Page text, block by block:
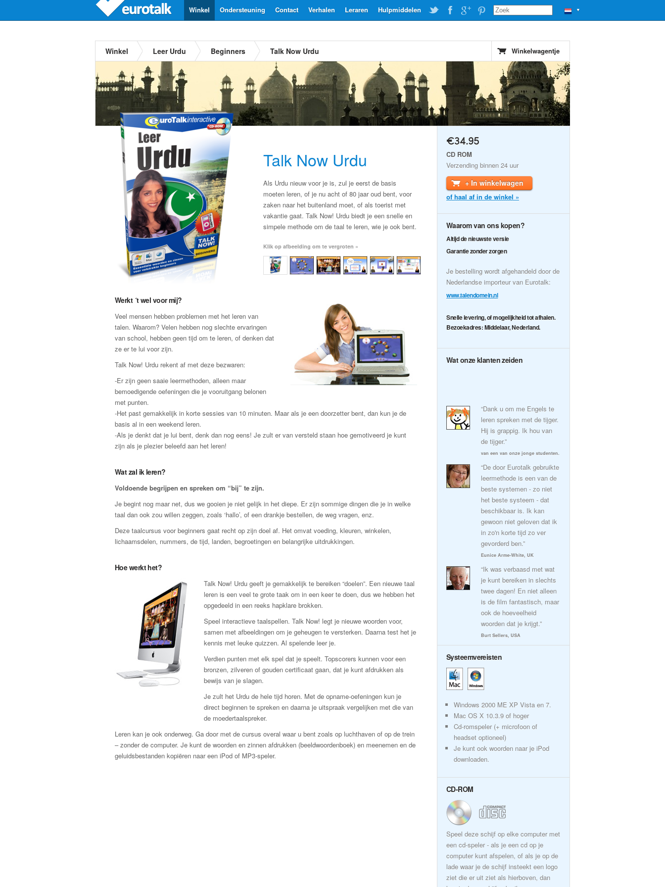
▼
Hulpmiddelen
Leraren
Verhalen
Contact
Ondersteuning
Winkel
Winkel Leer Urdu Beginners Talk Now Urdu Winkelwagentje
Talk Now Urdu
Als Urdu nieuw voor je is, zul je eerst de basis
moeten leren, of je nu acht of 80 jaar oud bent, voor
zaken naar het buitenland moet, of als toerist met
vakantie gaat. Talk Now! Urdu biedt je een snelle en
simpele methode om de taal te leren, wie je ook bent.
Klik op afbeelding om te vergroten »
Werkt ´t wel voor mij?
Veel mensen hebben problemen met het leren van
talen. Waarom? Velen hebben nog slechte ervaringen
van school, hebben geen tijd om te leren, of denken dat
ze er te lui voor zijn.
Talk Now! Urdu rekent af met deze bezwaren:
-Er zijn geen saaie leermethoden, alleen maar
bemoedigende oefeningen die je vooruitgang belonen
met punten.
-Het past gemakkelijk in korte sessies van 10 minuten. Maar als je een doorzetter bent, dan kun je de
basis al in een weekend leren.
-Als je denkt dat je lui bent, denk dan nog eens! Je zult er van versteld staan hoe gemotiveerd je kunt
zijn als je plezier beleefd aan het leren!
Wat zal ik leren?
Voldoende begrijpen en spreken om “bij” te zijn.
Je begint nog maar net, dus we gooien je niet gelijk in het diepe. Er zijn sommige dingen die je in welke
taal dan ook zou willen zeggen, zoals ‘hallo’, of een drankje bestellen, de weg vragen, enz.
Deze taalcursus voor beginners gaat recht op zijn doel af. Het omvat voeding, kleuren, winkelen,
lichaamsdelen, nummers, de tijd, landen, begroetingen en belangrijke uitdrukkingen.
Hoe werkt het?
Talk Now! Urdu geeft je gemakkelijk te bereiken “doelen”. Een nieuwe taal
leren is een veel te grote taak om in een keer te doen, dus we hebben het
opgedeeld in een reeks hapklare brokken.
Speel interactieve taalspellen. Talk Now! legt je nieuwe woorden voor,
samen met afbeeldingen om je geheugen te versterken. Daarna test het je
kennis met leuke quizzen. Al spelende leer je.
Verdien punten met elk spel dat je speelt. Topscorers kunnen voor een
bronzen, zilveren of gouden certificaat gaan, dat je kunt afdrukken als
bewijs van je slagen.
Je zult het Urdu de hele tijd horen. Met de opname-oefeningen kun je
direct beginnen te spreken en daarna je uitspraak vergelijken met die van
de moedertaalspreker.
Leren kan je ook onderweg. Ga door met de cursus overal waar u bent zoals op luchthaven of op de trein
– zonder de computer. Je kunt de woorden en zinnen afdrukken (beeldwoordenboek) en meenemen en de
geluidsbestanden kopiëren naar een iPod of MP3-speler.
€34.95
CD ROM
Verzending binnen 24 uur
+ In winkelwagen
of haal af in de winkel »
Waarom van ons kopen?
Altijd de nieuwste versie
Garantie zonder zorgen
Je bestelling wordt afgehandeld door de
Nederlandse importeur van Eurotalk:
www.talendomein.nl
Snelle levering, of mogelijkheid tot afhalen.
Bezoekadres: Middelaar, Nederland.
Wat onze klanten zeiden
“Dank u om me Engels te
leren spreken met de tijger.
Hij is grappig. Ik hou van
de tijger.”
van een van onze jonge studenten.
“De door Eurotalk gebruikte
leermethode is een van de
beste systemen - zo niet
het beste systeem - dat
beschikbaar is. Ik kan
gewoon niet geloven dat ik
in zo'n korte tijd zo ver
gevorderd ben.”
Eunice Arme-White, UK
“Ik was verbaasd met wat
je kunt bereiken in slechts
twee dagen! En niet alleen
is de film fantastisch, maar
ook de hoeveelheid
woorden dat je krijgt.”
Burt Sellers, USA
Systeemvereisten
Windows 2000 ME XP Vista en 7.
Mac OS X 10.3.9 of hoger
Cd-romspeler (+ microfoon of
headset optioneel)
Je kunt ook woorden naar je iPod
downloaden.
CD-ROM
Speel deze schijf op elke computer met
een cd-speler - als je een cd op je
computer kunt afspelen, of als je op de
lade waar je de schijf insteekt een logo
ziet die er uit ziet als hierboven, dan